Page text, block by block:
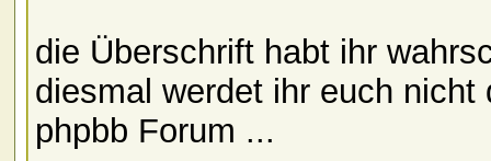
die Überschrift habt ihr
diesmal werdet ihr euch
phpbb Forum ...